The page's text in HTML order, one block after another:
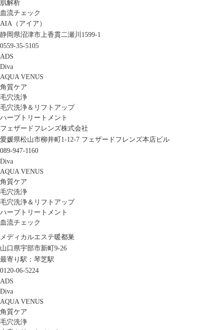
肌解析
血流チェック
AIA（アイア）
静岡県沼津市上香貫二瀬川1599-1
0559-35-5105
ADS
Diva
AQUA VENUS
角質ケア
毛穴洗浄
毛穴洗浄＆リフトアップ
ハーブトリートメント
フェザードフレンズ株式会社
愛媛県松山市柳井町1-12-7 フェザードフレンズ本店ビル
089-947-1160
Diva
AQUA VENUS
角質ケア
毛穴洗浄
毛穴洗浄＆リフトアップ
ハーブトリートメント
血流チェック
メディカルエステ暖都巣
山口県宇部市新町9-26
最寄り駅：琴芝駅
0120-06-5224
ADS
Diva
AQUA VENUS
角質ケア
毛穴洗浄